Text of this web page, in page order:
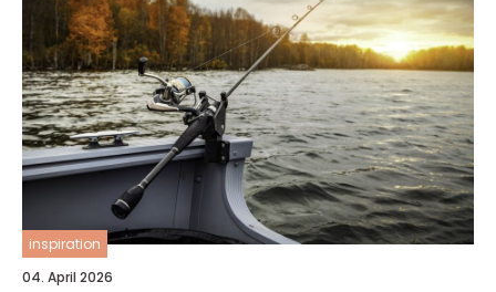
inspiration
04. April 2026